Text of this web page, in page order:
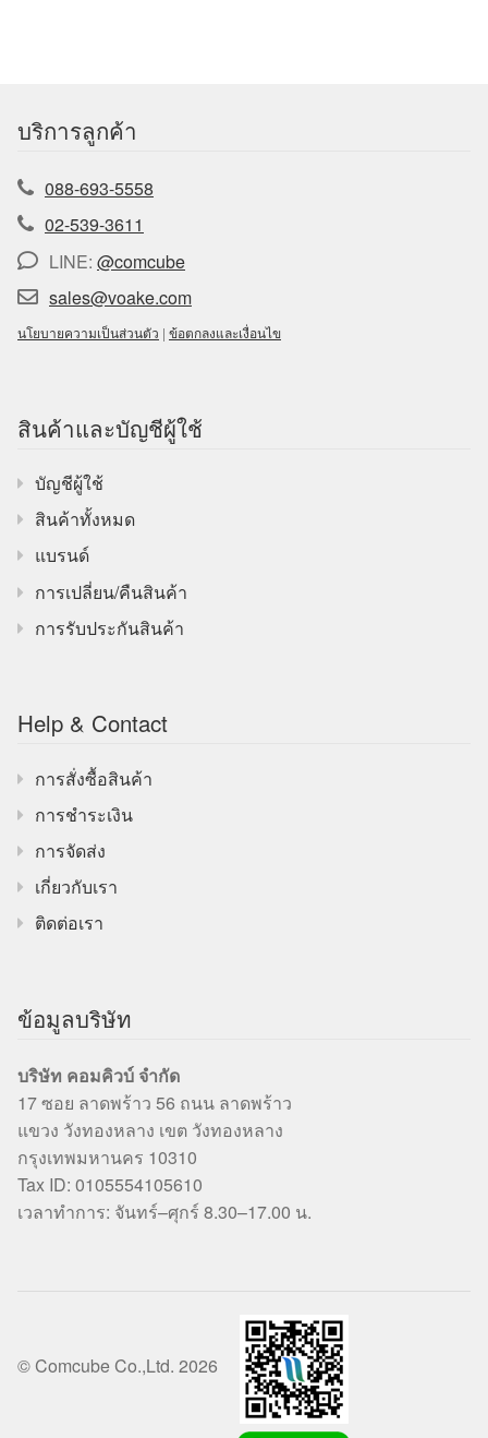
บริการลูกค้า
088-693-5558
02-539-3611
LINE: @comcube
sales@voake.com
นโยบายความเป็นส่วนตัว | ข้อตกลงและเงื่อนไข
สินค้าและบัญชีผู้ใช้
บัญชีผู้ใช้
สินค้าทั้งหมด
แบรนด์
การเปลี่ยน/คืนสินค้า
การรับประกันสินค้า
Help & Contact
การสั่งซื้อสินค้า
การชำระเงิน
การจัดส่ง
เกี่ยวกับเรา
ติดต่อเรา
ข้อมูลบริษัท
บริษัท คอมคิวบ์ จำกัด
17 ซอย ลาดพร้าว 56 ถนน ลาดพร้าว
แขวง วังทองหลาง เขต วังทองหลาง
กรุงเทพมหานคร 10310
Tax ID: 0105554105610
เวลาทำการ: จันทร์–ศุกร์ 8.30–17.00 น.
© Comcube Co.,Ltd. 2026